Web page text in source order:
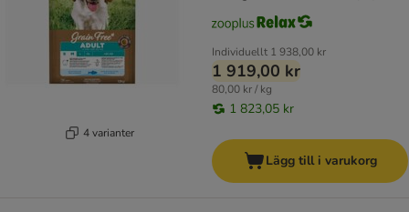
4 varianter
Individuellt 1 938,00 kr
1 919,00 kr
80,00 kr / kg
1 823,05 kr
Lägg till i varukorg